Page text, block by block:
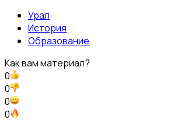
Урал
История
Образование
Как вам материал?
0
0
0
0